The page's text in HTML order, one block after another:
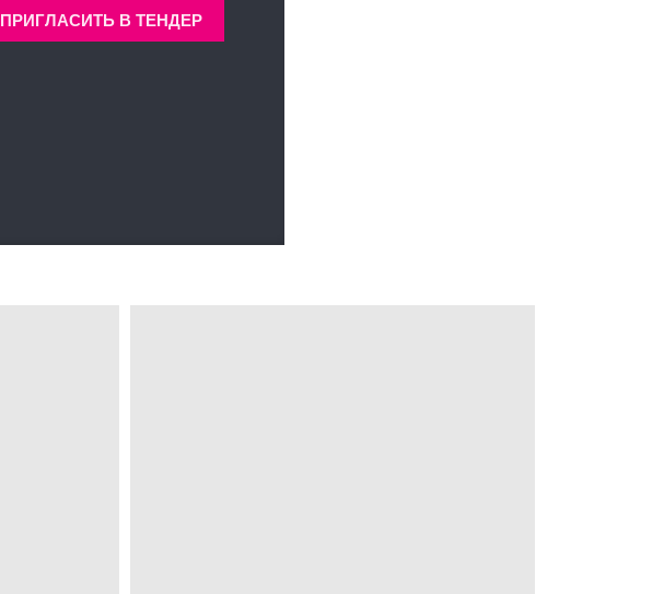
ПРИГЛАСИТЬ В ТЕНДЕР